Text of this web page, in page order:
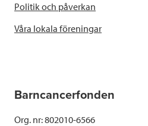
Politik och påverkan
Våra lokala föreningar
Barncancerfonden
Org. nr: 802010-6566